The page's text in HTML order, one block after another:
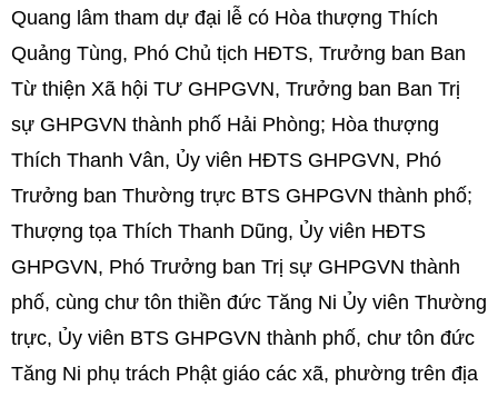
Quang lâm tham dự đại lễ có Hòa thượng Thích
Quảng Tùng, Phó Chủ tịch HĐTS, Trưởng ban Ban
Từ thiện Xã hội TƯ GHPGVN, Trưởng ban Ban Trị
sự GHPGVN thành phố Hải Phòng; Hòa thượng
Thích Thanh Vân, Ủy viên HĐTS GHPGVN, Phó
Trưởng ban Thường trực BTS GHPGVN thành phố;
Thượng tọa Thích Thanh Dũng, Ủy viên HĐTS
GHPGVN, Phó Trưởng ban Trị sự GHPGVN thành
phố, cùng chư tôn thiền đức Tăng Ni Ủy viên Thường
trực, Ủy viên BTS GHPGVN thành phố, chư tôn đức
Tăng Ni phụ trách Phật giáo các xã, phường trên địa